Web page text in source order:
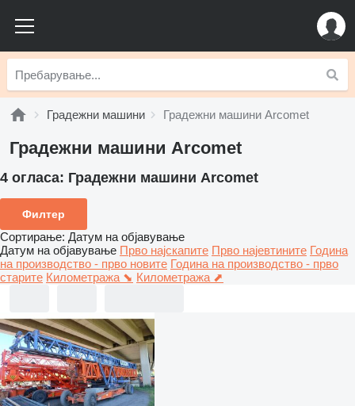
Градежни машини Градежни машини Arcomet
Градежни машини Arcomet
4 огласа: Градежни машини Arcomet
Филтер
Сортирање: Датум на објавување
Датум на објавување Прво најскапите Прво најевтините Година
на производство - прво новите Година на производство - прво
старите Километража ⬊ Километража ⬈